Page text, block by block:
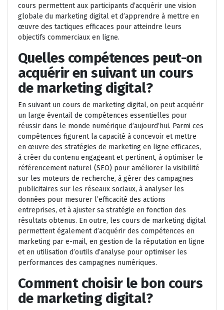
cours permettent aux participants d’acquérir une vision
globale du marketing digital et d’apprendre à mettre en
œuvre des tactiques efficaces pour atteindre leurs
objectifs commerciaux en ligne.
Quelles compétences peut-on
acquérir en suivant un cours
de marketing digital?
En suivant un cours de marketing digital, on peut acquérir
un large éventail de compétences essentielles pour
réussir dans le monde numérique d’aujourd’hui. Parmi ces
compétences figurent la capacité à concevoir et mettre
en œuvre des stratégies de marketing en ligne efficaces,
à créer du contenu engageant et pertinent, à optimiser le
référencement naturel (SEO) pour améliorer la visibilité
sur les moteurs de recherche, à gérer des campagnes
publicitaires sur les réseaux sociaux, à analyser les
données pour mesurer l’efficacité des actions
entreprises, et à ajuster sa stratégie en fonction des
résultats obtenus. En outre, les cours de marketing digital
permettent également d’acquérir des compétences en
marketing par e-mail, en gestion de la réputation en ligne
et en utilisation d’outils d’analyse pour optimiser les
performances des campagnes numériques.
Comment choisir le bon cours
de marketing digital?